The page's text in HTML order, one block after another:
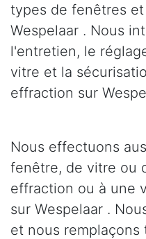
types de fenêtres
Wespelaar . Nous
l'entretien, le
vitre et la
effraction sur
Nous effectuons
fenêtre, de vitre ou
effraction ou à une
sur Wespelaar .
et nous